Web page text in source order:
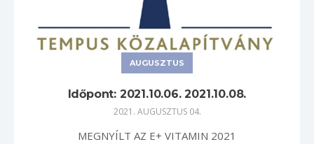
AUGUSZTUS
Időpont: 2021.10.06. 2021.10.08.
2021. AUGUSZTUS 04.
MEGNYÍLT AZ E+ VITAMIN 2021